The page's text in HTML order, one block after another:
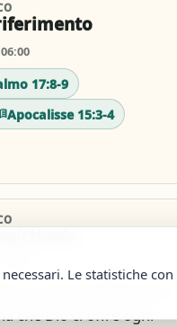
17:8-9
Apocalisse 15:3-4
ci ricorda dell'amore e
che Dio ci offre ogni
Le statistiche